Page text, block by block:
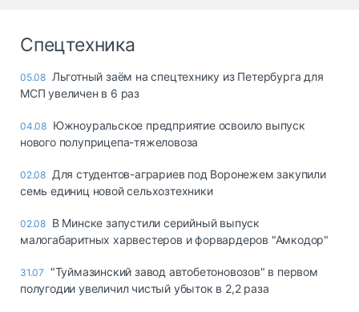
Спецтехника
05.08 Льготный заём на спецтехнику из Петербурга для
МСП увеличен в 6 раз
04.08 Южноуральское предприятие освоило выпуск
нового полуприцепа-тяжеловоза
02.08 Для студентов-аграриев под Воронежем закупили
семь единиц новой сельхозтехники
02.08 В Минске запустили серийный выпуск
малогабаритных харвестеров и форвардеров "Амкодор"
31.07
"Туймазинский завод автобетоновозов" в первом
полугодии увеличил чистый убыток в 2,2 раза